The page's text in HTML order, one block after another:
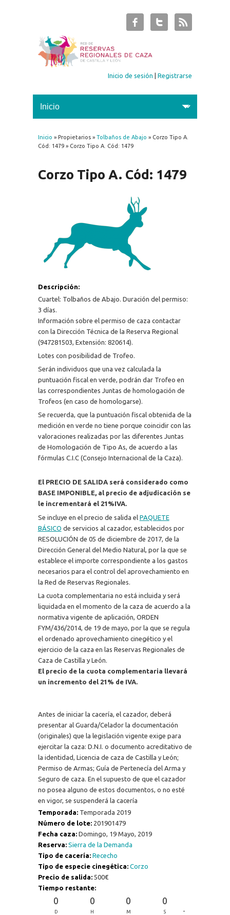
Inicio de sesión |Registrarse
Se encuentra usted aquí
Inicio » Propietarios » Tolbaños de Abajo » Corzo Tipo A.
Cód: 1479 » Corzo Tipo A. Cód: 1479
Corzo Tipo A. Cód: 1479
Descripción:
Cuartel: Tolbaños de Abajo. Duración del permiso:
3 días.
Información sobre el permiso de caza contactar
con la Dirección Técnica de la Reserva Regional
(947281503, Extensión: 820614).
Lotes con posibilidad de Trofeo.
Serán individuos que una vez calculada la
puntuación fiscal en verde, podrán dar Trofeo en
las correspondientes Juntas de homologación de
Trofeos (en caso de homologarse).
Se recuerda, que la puntuación fiscal obtenida de la
medición en verde no tiene porque coincidir con las
valoraciones realizadas por las diferentes Juntas
de Homologación de Tipo As, de acuerdo a las
fórmulas C.I.C (Consejo Internacional de la Caza).
El PRECIO DE SALIDA será considerado como
BASE IMPONIBLE, al precio de adjudicación se
le incrementará el 21%IVA.
Se incluye en el precio de salida el PAQUETE
BÁSICO de servicios al cazador, establecidos por
RESOLUCIÓN de 05 de diciembre de 2017, de la
Dirección General del Medio Natural, por la que se
establece el importe correspondiente a los gastos
necesarios para el control del aprovechamiento en
la Red de Reservas Regionales.
La cuota complementaria no está incluida y será
liquidada en el momento de la caza de acuerdo a la
normativa vigente de aplicación, ORDEN
FYM/436/2014, de 19 de mayo, por la que se regula
el ordenado aprovechamiento cinegético y el
ejercicio de la caza en las Reservas Regionales de
Caza de Castilla y León.
El precio de la cuota complementaria llevará
un incremento del 21% de IVA.
Antes de iniciar la cacería, el cazador, deberá
presentar al Guarda/Celador la documentación
(originales) que la legislación vigente exige para
ejercitar la caza: D.N.I. o documento acreditativo de
la identidad, Licencia de caza de Castilla y León;
Permiso de Armas; Guía de Pertenecía del Arma y
Seguro de caza. En el supuesto de que el cazador
no posea alguno de estos documentos, o no esté
en vigor, se suspenderá la cacería
Temporada: Temporada 2019
Número de lote: 201901479
Fecha caza: Domingo, 19 Mayo, 2019
Reserva: Sierra de la Demanda
Tipo de cacería: Rececho
Tipo de especie cinegética: Corzo
Precio de salida: 500€
Tiempo restante:
0
D
0
H
0
M
0
S -